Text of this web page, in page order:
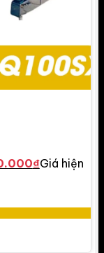
₫Giá hiện